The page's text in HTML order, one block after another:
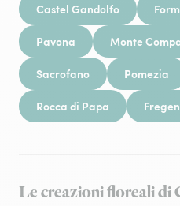
Castel Gandolfo
Pavona Monte
Sacrofano Pomezia
Rocca di Papa
Le creazioni floreali di